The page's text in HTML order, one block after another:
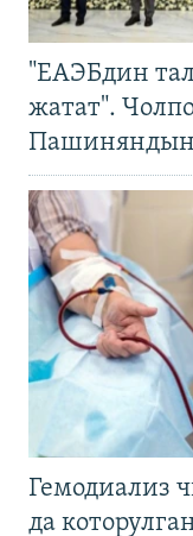
"ЕАЭБдин
жатат".
Гемодиализ
да